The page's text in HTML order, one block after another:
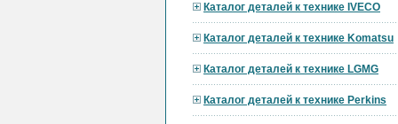
Каталог деталей к технике IVECO
Каталог деталей к технике Komatsu
Каталог деталей к технике LGMG
Каталог деталей к технике Perkins